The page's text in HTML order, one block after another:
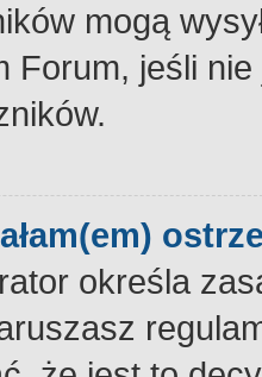
mogą
Forum, jeśli
określa